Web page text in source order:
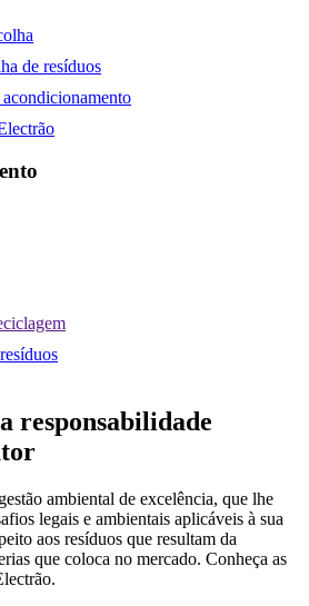
de resíduos
responsabilidade
ambiental de excelência, que lhe
legais e ambientais aplicáveis à sua
aos resíduos que resultam da
que coloca no mercado. Conheça as